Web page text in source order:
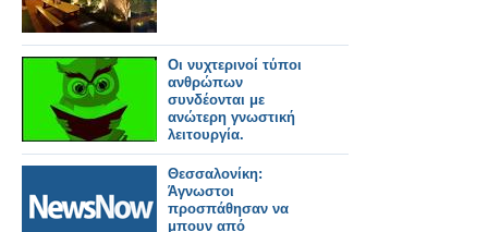
Οι νυχτερινοί τύποι
ανθρώπων
συνδέονται με
ανώτερη γνωστική
λειτουργία.
Θεσσαλονίκη:
Άγνωστοι
προσπάθησαν να
μπουν από